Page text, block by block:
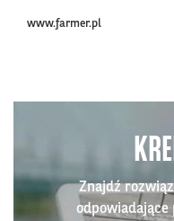
www.farmer.pl
Znajdź